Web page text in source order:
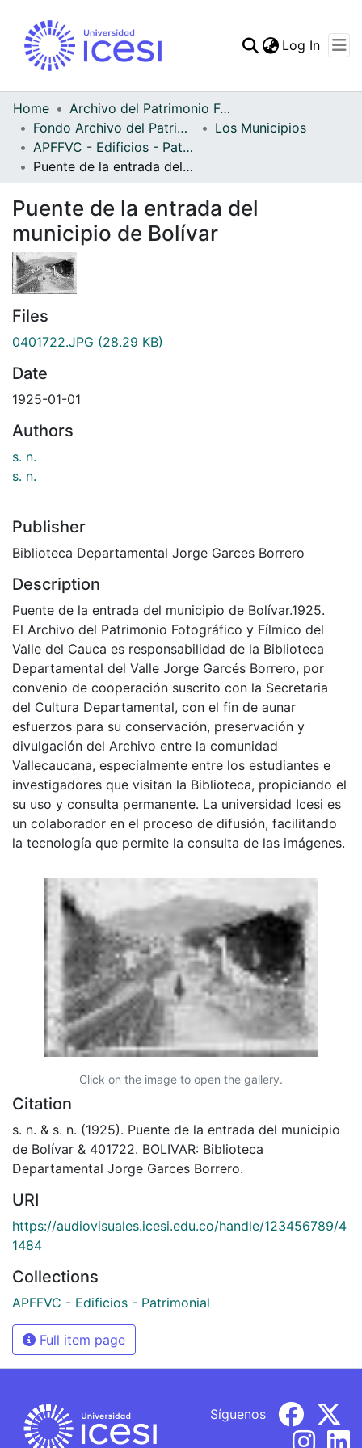
Statistics
Log In
Home
Archivo del Patrimonio Fotográfico y Fílmico del Valle del Cauca
Fondo Archivo del Patrimonio Fotográfico y Fílmico del Valle del Cauca
Los Municipios
APFFVC - Edificios - Patrimonial
Puente de la entrada del municipio de Bolívar
Puente de la entrada del
municipio de Bolívar
Files
0401722.JPG (28.29 KB)
Date
1925-01-01
Authors
s. n.
s. n.
Publisher
Biblioteca Departamental Jorge Garces Borrero
Description
Puente de la entrada del municipio de Bolívar.1925.
El Archivo del Patrimonio Fotográfico y Fílmico del
Valle del Cauca es responsabilidad de la Biblioteca
Departamental del Valle Jorge Garcés Borrero, por
convenio de cooperación suscrito con la Secretaria
del Cultura Departamental, con el fin de aunar
esfuerzos para su conservación, preservación y
divulgación del Archivo entre la comunidad
Vallecaucana, especialmente entre los estudiantes e
investigadores que visitan la Biblioteca, propiciando el
su uso y consulta permanente. La universidad Icesi es
un colaborador en el proceso de difusión, facilitando
la tecnología que permite la consulta de las imágenes.
Click on the image to open the gallery.
Citation
s. n. & s. n. (1925). Puente de la entrada del municipio
de Bolívar & 401722. BOLIVAR: Biblioteca
Departamental Jorge Garces Borrero.
URI
https://audiovisuales.icesi.edu.co/handle/123456789/4
1484
Collections
APFFVC - Edificios - Patrimonial
Full item page
Síguenos